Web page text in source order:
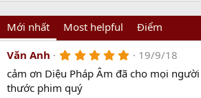
Mới nhất Most helpful Điểm
Văn Anh 5
0
19/9/18
cảm ơn Diệu Pháp Âm đã cho mọi
thước phim quý